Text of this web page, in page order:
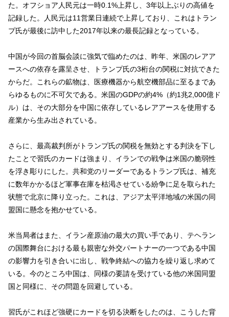
た。オフショア人民元は一時0.1%上昇し、3年以上ぶりの高値を
記録した。人民元は11営業日連続で上昇しており、これはトラン
プ氏が最後に訪中した2017年以来の最長記録となっている。
中国が今回の首脳会談に強気で臨めたのは、昨年、米国のレアア
ースへの依存を露呈させ、トランプ氏の3桁台の関税に対抗できた
からだ。これらの鉱物は、医療機器から航空機部品に至るまであ
らゆるものに不可欠である。米国のGDPの約4%（約1兆2,000億ド
ル）は、その大部分を中国に依存しているレアアースを使用する
産業から生み出されている。
さらに、最高裁判所がトランプ氏の関税を無効とする判決を下し
たことで習氏のカードは強まり、イランでの戦争は米国の脆弱性
を浮き彫りにした。共和党のリーダーであるトランプ氏は、補充
に数年かかるほど軍事在庫を枯渇させている紛争に足を取られた
状態で北京に降り立った。これは、アジア太平洋地域の米国の同
盟国に懸念を抱かせている。
米当局者はまた、イラン産原油の最大の買い手であり、テヘラン
の国際舞台における最も親密な外交パートナーの一つである中国
の影響力を引き合いに出し、戦争終結への協力を繰り返し求めて
いる。今のところ中国は、同様の要請を受けている他の米国同盟
国と同様に、その問題を回避している。
習氏がこれほど強硬にカードを切る決断をしたのは、こうした背